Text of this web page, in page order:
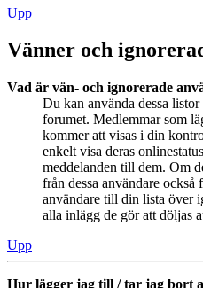
Upp
Vänner och
Vad är vän- och ignorerade
Du kan använda dessa
forumet. Medlemmar som
kommer att visas i din
enkelt visa deras
meddelanden till dem. Om
från dessa användare
användare till din lista över
alla inlägg de gör att döljas
Upp
Hur lägger jag till / tar jag bort